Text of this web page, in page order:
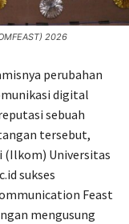
2026
perubahan
digital
sebuah
tersebut,
(Ilkom) Universitas
sukses
Feast
mengusung